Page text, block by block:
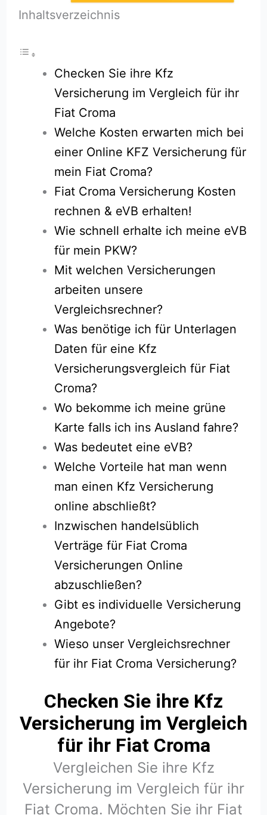
Inhaltsverzeichnis
Checken Sie ihre Kfz
Versicherung im Vergleich für ihr
Fiat Croma
Welche Kosten erwarten mich bei
einer Online KFZ Versicherung für
mein Fiat Croma?
Fiat Croma Versicherung Kosten
rechnen & eVB erhalten!
Wie schnell erhalte ich meine eVB
für mein PKW?
Mit welchen Versicherungen
arbeiten unsere
Vergleichsrechner?
Was benötige ich für Unterlagen
Daten für eine Kfz
Versicherungsvergleich für Fiat
Croma?
Wo bekomme ich meine grüne
Karte falls ich ins Ausland fahre?
Was bedeutet eine eVB?
Welche Vorteile hat man wenn
man einen Kfz Versicherung
online abschließt?
Inzwischen handelsüblich
Verträge für Fiat Croma
Versicherungen Online
abzuschließen?
Gibt es individuelle Versicherung
Angebote?
Wieso unser Vergleichsrechner
für ihr Fiat Croma Versicherung?
Checken Sie ihre Kfz
Versicherung im Vergleich
für ihr Fiat Croma
Vergleichen Sie ihre Kfz
Versicherung im Vergleich für ihr
Fiat Croma. Möchten Sie ihr Fiat